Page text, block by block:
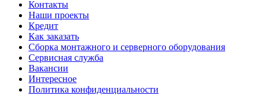
Контакты
Наши проекты
Кредит
Как заказать
Сборка монтажного и серверного оборудования
Сервисная служба
Вакансии
Интересное
Политика конфиденциальности